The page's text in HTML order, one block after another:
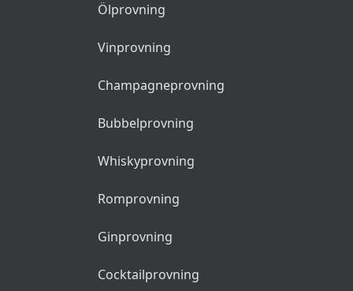
Ölprovning
Vinprovning
Champagneprovning
Bubbelprovning
Whiskyprovning
Romprovning
Ginprovning
Cocktailprovning